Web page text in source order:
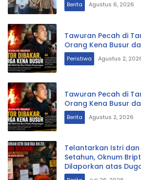
Berita Agustus 6, 2026
Tawuran Pecah di
Orang Kena Busur
Peristiwa Agustus 2,
Tawuran Pecah di
Orang Kena Busur
Berita Agustus 2, 2026
Telantarkan Istri
Setahun, Oknum
Dilaporkan atas